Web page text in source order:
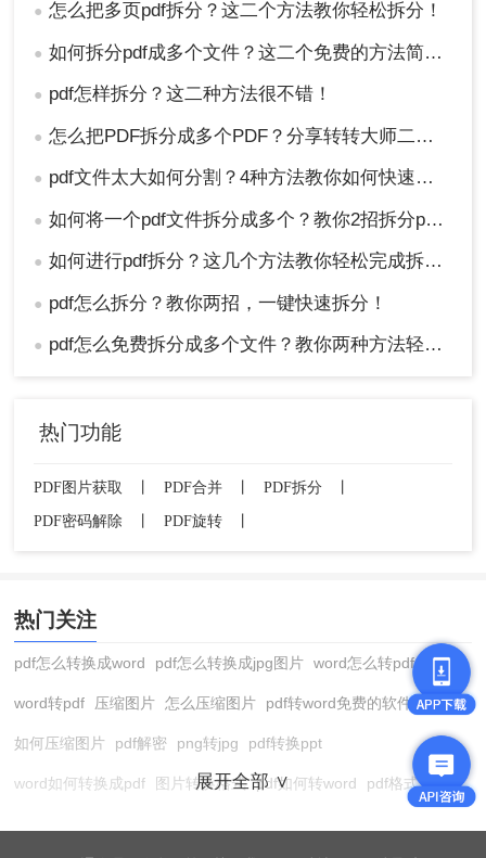
● 怎么把多页pdf拆分？这二个方法教你轻松拆分！
● 如何拆分pdf成多个文件？这二个免费的方法简单又靠谱!
● pdf怎样拆分？这二种方法很不错！
● 怎么把PDF拆分成多个PDF？分享转转大师二个拆分方法！
● pdf文件太大如何分割？4种方法教你如何快速拆分！
● 如何将一个pdf文件拆分成多个？教你2招拆分pdf！
● 如何进行pdf拆分？这几个方法教你轻松完成拆分！
● pdf怎么拆分？教你两招，一键快速拆分！
● pdf怎么免费拆分成多个文件？教你两种方法轻松搞定！
热门功能
PDF图片获取 PDF合并 PDF拆分
PDF密码解除
PDF旋转
热门关注
pdf怎么转换成word pdf怎么转换成jpg图片 word怎么转pdf
word转pdf 压缩图片 怎么压缩图片 pdf转word免费的软件
如何压缩图片 pdf解密 png转jpg pdf转换ppt
word如何转换成pdf 图片转换格式 pdf如何转word pdf格式转换
展开全部 ∨